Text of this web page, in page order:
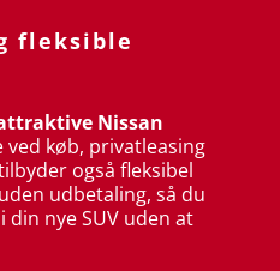
fleksible
Nissan
ved køb, privatleasing
også fleksibel
udbetaling, så du
nye SUV uden at